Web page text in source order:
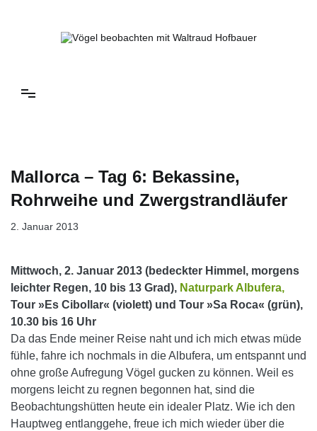
Mallorca – Tag 6: Bekassine,
Rohrweihe und Zwergstrandläufer
2. Januar 2013
Mittwoch, 2. Januar 2013 (bedeckter Himmel, morgens
leichter Regen, 10 bis 13 Grad), Naturpark Albufera,
Tour »Es Cibollar« (violett) und Tour »Sa Roca« (grün),
10.30 bis 16 Uhr
Da das Ende meiner Reise naht und ich mich etwas müde
fühle, fahre ich nochmals in die Albufera, um entspannt und
ohne große Aufregung Vögel gucken zu können. Weil es
morgens leicht zu regnen begonnen hat, sind die
Beobachtungshütten heute ein idealer Platz. Wie ich den
Hauptweg entlanggehe, freue ich mich wieder über die